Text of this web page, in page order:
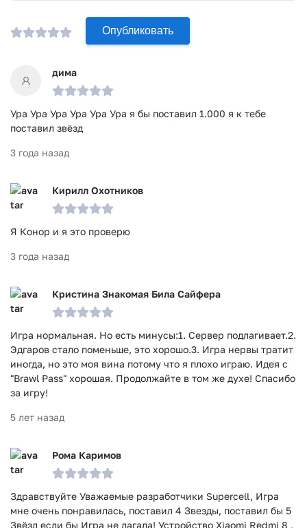
Опубликовать
дима
Ура Ура Ура Ура Ура Ура я бы поставил 1.000 я к тебе
поставил звёзд
3 года назад
Кирилл Охотников
Я Конор и я это проверю
3 года назад
Кристина Знакомая Била Сайфера
Игра нормальная. Но есть минусы:1. Сервер подлагивает.2.
Эдгаров стало поменьше, это хорошо.3. Игра нервы тратит
иногда, но это моя вина потому что я плохо играю. Идея с
"Brawl Pass" хорошая. Продолжайте в том же духе! Спасибо
за игру!
5 лет назад
Рома Каримов
Здравствуйте Уважаемые разработчики Supercell, Игра
мне очень понравилась, поставил 4 Звезды, поставил бы 5
Звëзд если бы Игра не лагала! Устройство Xiaomi Redmi 8 ,